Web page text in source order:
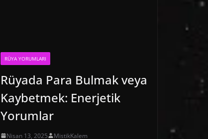
RÜYA YORUMLARI
Rüyada Para Bulmak veya
Kaybetmek: Enerjetik
Yorumlar
Nisan 13, 2025 MistikKalem